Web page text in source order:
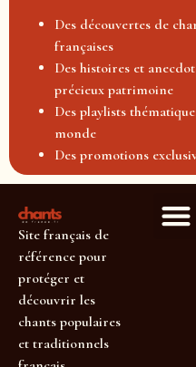
Des découvertes de
françaises
Des histoires et
précieux patrimoine
Des playlists
monde
Des promotions
Site français de
référence pour
protéger et
découvrir les
chants populaires
et traditionnels